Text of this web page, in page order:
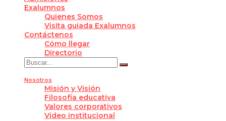
Exalumnos
Quienes Somos
Visita guiada Exalumnos
Contáctenos
Cómo llegar
Directorio
Nosotros
Misión y Visión
Filosofía educativa
Valores corporativos
Video institucional